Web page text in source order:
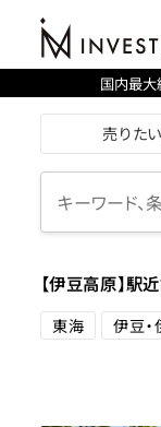
国内最大
売りた
【伊豆高原】
東海 伊豆・